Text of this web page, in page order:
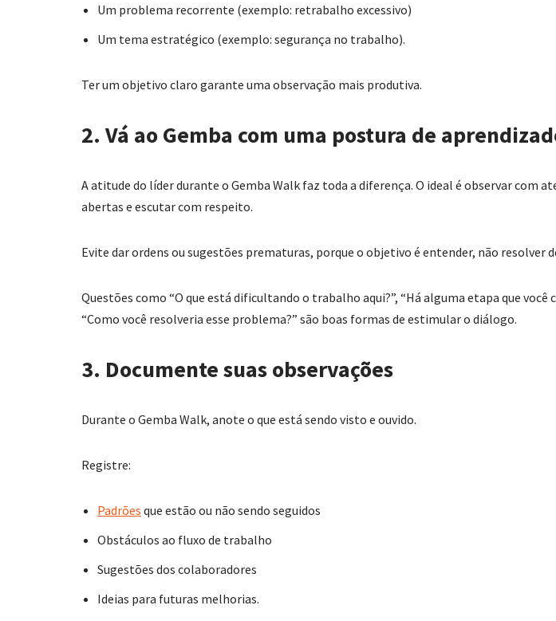
Um problema recorrente (exemplo: retrabalho excessivo)
Um tema estratégico (exemplo: segurança no trabalho).
Ter um objetivo claro garante uma observação mais produtiva.
2. Vá ao Gemba com uma postura de
A atitude do líder durante o Gemba Walk faz toda a diferença. O ideal é observar com
abertas e escutar com respeito.
Evite dar ordens ou sugestões prematuras, porque o objetivo é entender, não resolver
Questões como “O que está dificultando o trabalho aqui?”, “Há alguma etapa que você
“Como você resolveria esse problema?” são boas formas de estimular o diálogo.
3. Documente suas observações
Durante o Gemba Walk, anote o que está sendo visto e ouvido.
Registre:
Padrões que estão ou não sendo seguidos
Obstáculos ao fluxo de trabalho
Sugestões dos colaboradores
Ideias para futuras melhorias.